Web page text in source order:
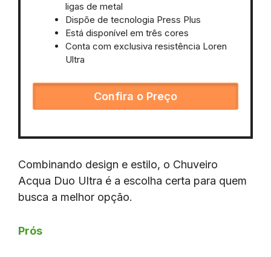
ligas de metal
Dispõe de tecnologia Press Plus
Está disponível em três cores
Conta com exclusiva resistência Loren
Ultra
Confira o Preço
Combinando design e estilo, o Chuveiro
Acqua Duo Ultra é a escolha certa para quem
busca a melhor opção.
Prós